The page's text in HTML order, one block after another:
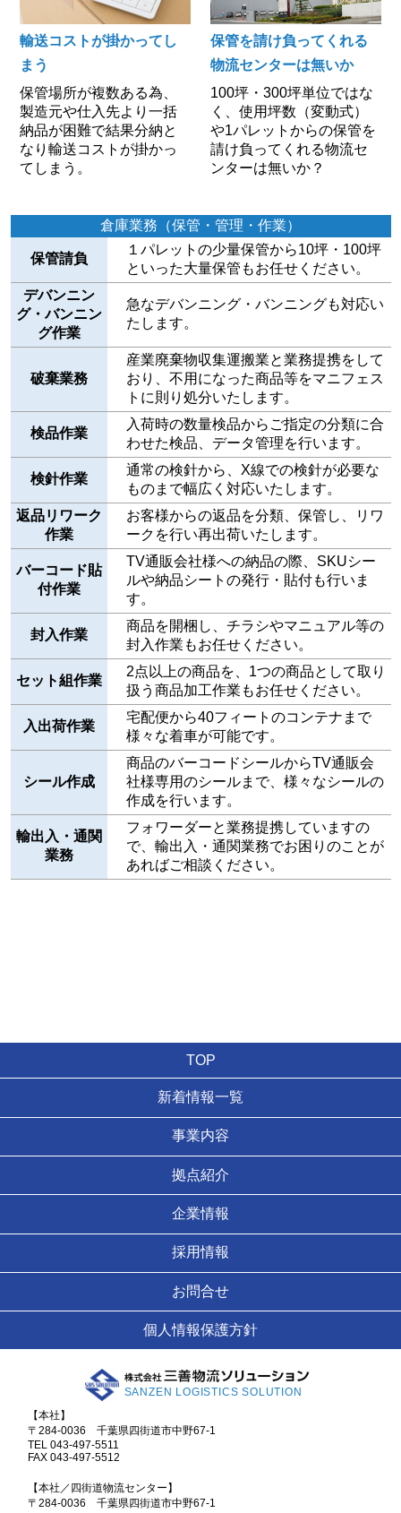
輸送コストが掛かってし
まう
保管場所が複数ある為、
製造元や仕入先より一括
納品が困難で結果分納と
なり輸送コストが掛かっ
てしまう。
保管を請け負ってくれる
物流センターは無いか
100坪・300坪単位ではな
く、使用坪数（変動式）
や1パレットからの保管を
請け負ってくれる物流セ
ンターは無いか？
倉庫業務（保管・管理・作業）
保管請負
１パレットの少量保管から10坪・100坪
といった大量保管もお任せください。
デバンニン
グ・バンニン
グ作業
急なデバンニング・バンニングも対応い
たします。
破棄業務
産業廃棄物収集運搬業と業務提携をして
おり、不用になった商品等をマニフェス
トに則り処分いたします。
検品作業
入荷時の数量検品からご指定の分類に合
わせた検品、データ管理を行います。
検針作業
通常の検針から、X線での検針が必要な
ものまで幅広く対応いたします。
返品リワーク
作業
お客様からの返品を分類、保管し、リワ
ークを行い再出荷いたします。
バーコード貼
付作業
TV通販会社様への納品の際、SKUシー
ルや納品シートの発行・貼付も行いま
す。
封入作業
商品を開梱し、チラシやマニュアル等の
封入作業もお任せください。
セット組作業
2点以上の商品を、1つの商品として取り
扱う商品加工作業もお任せください。
入出荷作業
宅配便から40フィートのコンテナまで
様々な着車が可能です。
シール作成
商品のバーコードシールからTV通販会
社様専用のシールまで、様々なシールの
作成を行います。
輸出入・通関
業務
フォワーダーと業務提携していますの
で、輸出入・通関業務でお困りのことが
あればご相談ください。
TOP
新着情報一覧
事業内容
拠点紹介
企業情報
採用情報
お問合せ
個人情報保護方針
SANZEN LOGISTICS SOLUTION
【本社】
〒284-0036 千葉県四街道市中野67-1
TEL 043-497-5511
FAX 043-497-5512
【本社／四街道物流センター】
〒284-0036 千葉県四街道市中野67-1